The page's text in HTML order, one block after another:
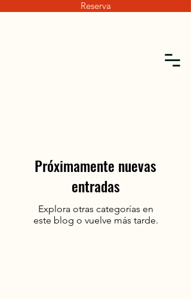
Reserva
Próximamente nuevas
entradas
Explora otras categorías en
este blog o vuelve más tarde.